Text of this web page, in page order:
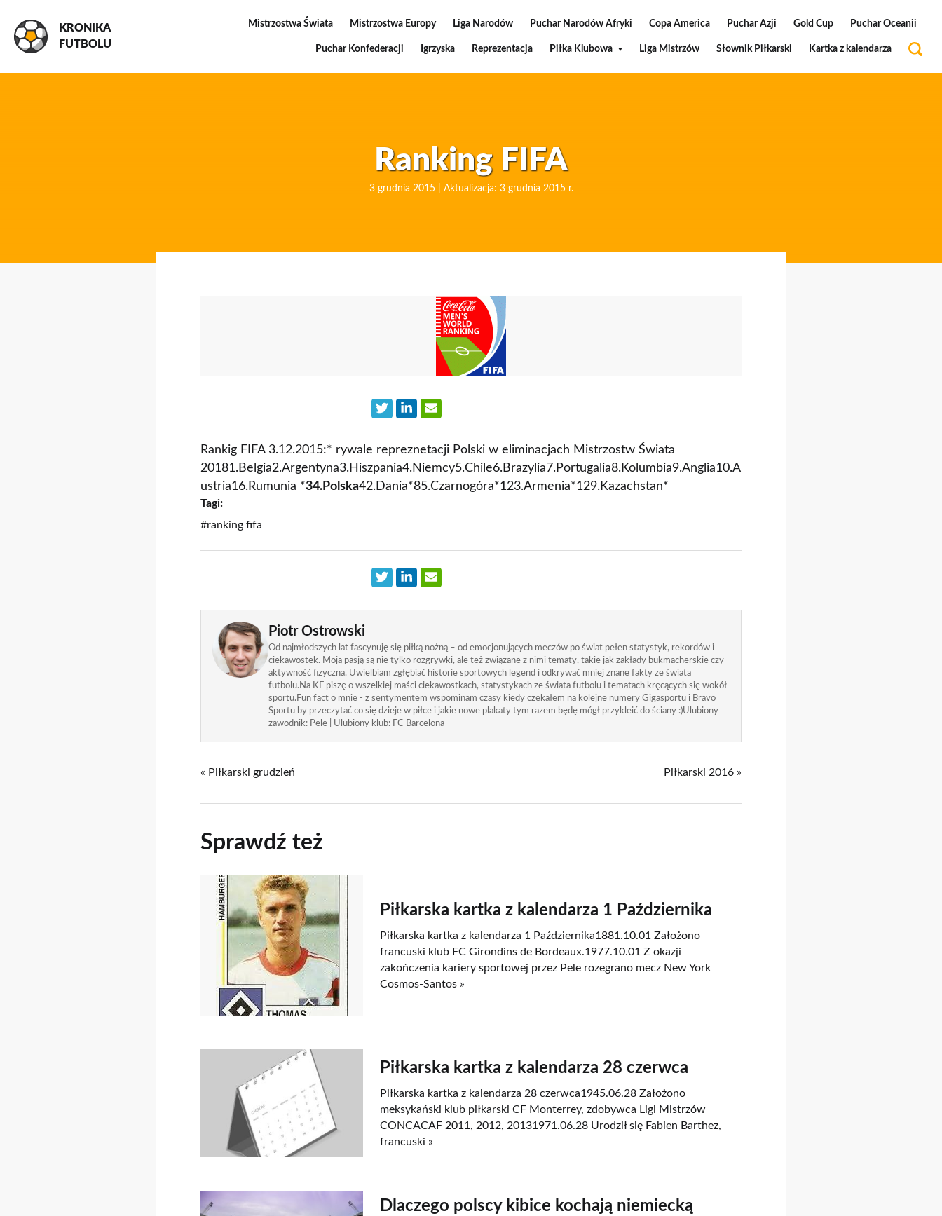
KRONIKA
FUTBOLU
Mistrzostwa Świata Mistrzostwa Europy Liga Narodów Puchar Narodów Afryki Copa America Puchar Azji Gold Cup Puchar Oceanii
Puchar Konfederacji Igrzyska Reprezentacja Piłka Klubowa Liga Mistrzów Słownik Piłkarski Kartka z kalendarza
Ranking FIFA
3 grudnia 2015 | Aktualizacja: 3 grudnia 2015 r.
Rankig FIFA 3.12.2015:* rywale repreznetacji Polski w eliminacjach Mistrzostw Świata
20181.Belgia2.Argentyna3.Hiszpania4.Niemcy5.Chile6.Brazylia7.Portugalia8.Kolumbia9.Anglia10.A
ustria16.Rumunia *34.Polska42.Dania*85.Czarnogóra*123.Armenia*129.Kazachstan*
Tagi:
#ranking fifa
Piotr Ostrowski
Od najmłodszych lat fascynuję się piłką nożną – od emocjonujących meczów po świat pełen statystyk, rekordów i
ciekawostek. Moją pasją są nie tylko rozgrywki, ale też związane z nimi tematy, takie jak zakłady bukmacherskie czy
aktywność fizyczna. Uwielbiam zgłębiać historie sportowych legend i odkrywać mniej znane fakty ze świata
futbolu.Na KF piszę o wszelkiej maści ciekawostkach, statystykach ze świata futbolu i tematach kręcących się wokół
sportu.Fun fact o mnie - z sentymentem wspominam czasy kiedy czekałem na kolejne numery Gigasportu i Bravo
Sportu by przeczytać co się dzieje w piłce i jakie nowe plakaty tym razem będę mógł przykleić do ściany :)Ulubiony
zawodnik: Pele | Ulubiony klub: FC Barcelona
« Piłkarski grudzień Piłkarski 2016 »
Sprawdź też
Piłkarska kartka z kalendarza 1 Października
Piłkarska kartka z kalendarza 1 Października1881.10.01 Założono
francuski klub FC Girondins de Bordeaux.1977.10.01 Z okazji
zakończenia kariery sportowej przez Pele rozegrano mecz New York
Cosmos-Santos »
Piłkarska kartka z kalendarza 28 czerwca
Piłkarska kartka z kalendarza 28 czerwca1945.06.28 Założono
meksykański klub piłkarski CF Monterrey, zdobywca Ligi Mistrzów
CONCACAF 2011, 2012, 20131971.06.28 Urodził się Fabien Barthez,
francuski »
Dlaczego polscy kibice kochają niemiecką